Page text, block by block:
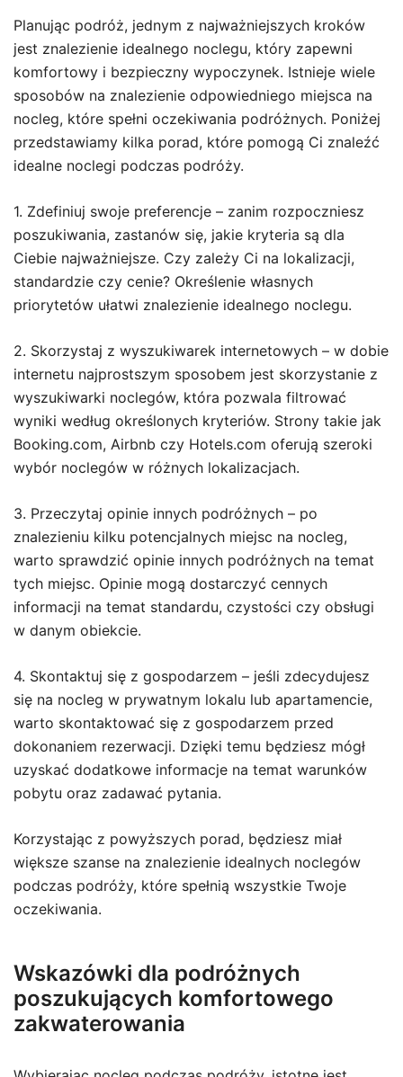
Planując podróż, jednym z najważniejszych kroków
jest znalezienie idealnego noclegu, który zapewni
komfortowy i bezpieczny wypoczynek. Istnieje wiele
sposobów na znalezienie odpowiedniego miejsca na
nocleg, które spełni oczekiwania podróżnych. Poniżej
przedstawiamy kilka porad, które pomogą Ci znaleźć
idealne noclegi podczas podróży.
1. Zdefiniuj swoje preferencje – zanim rozpoczniesz
poszukiwania, zastanów się, jakie kryteria są dla
Ciebie najważniejsze. Czy zależy Ci na lokalizacji,
standardzie czy cenie? Określenie własnych
priorytetów ułatwi znalezienie idealnego noclegu.
2. Skorzystaj z wyszukiwarek internetowych – w dobie
internetu najprostszym sposobem jest skorzystanie z
wyszukiwarki noclegów, która pozwala filtrować
wyniki według określonych kryteriów. Strony takie jak
Booking.com, Airbnb czy Hotels.com oferują szeroki
wybór noclegów w różnych lokalizacjach.
3. Przeczytaj opinie innych podróżnych – po
znalezieniu kilku potencjalnych miejsc na nocleg,
warto sprawdzić opinie innych podróżnych na temat
tych miejsc. Opinie mogą dostarczyć cennych
informacji na temat standardu, czystości czy obsługi
w danym obiekcie.
4. Skontaktuj się z gospodarzem – jeśli zdecydujesz
się na nocleg w prywatnym lokalu lub apartamencie,
warto skontaktować się z gospodarzem przed
dokonaniem rezerwacji. Dzięki temu będziesz mógł
uzyskać dodatkowe informacje na temat warunków
pobytu oraz zadawać pytania.
Korzystając z powyższych porad, będziesz miał
większe szanse na znalezienie idealnych noclegów
podczas podróży, które spełnią wszystkie Twoje
oczekiwania.
Wskazówki dla podróżnych
poszukujących komfortowego
zakwaterowania